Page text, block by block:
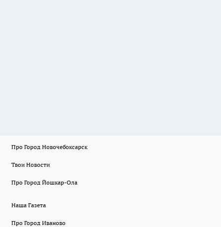
Про Город Новочебоксарск
Твои Новости
Про Город Йошкар-Ола
Наша Газета
Про Город Иваново